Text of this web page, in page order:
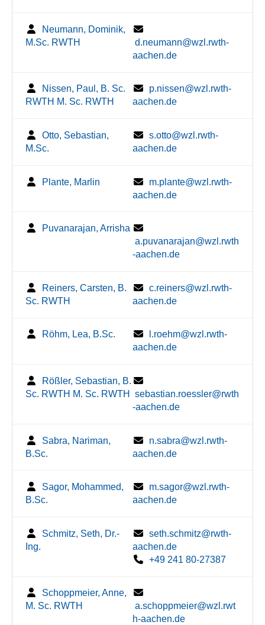
Neumann, Dominik,
M.Sc. RWTH
d.neumann@wzl.rwth-
aachen.de
Nissen, Paul, B. Sc.
RWTH M. Sc. RWTH
p.nissen@wzl.rwth-
aachen.de
Otto, Sebastian,
M.Sc.
s.otto@wzl.rwth-
aachen.de
Plante, Marlin
m.plante@wzl.rwth-
aachen.de
Puvanarajan, Arrisha
a.puvanarajan@wzl.rwth
-aachen.de
Reiners, Carsten, B.
Sc. RWTH
c.reiners@wzl.rwth-
aachen.de
Röhm, Lea, B.Sc.
l.roehm@wzl.rwth-
aachen.de
Rößler, Sebastian, B.
Sc. RWTH M. Sc. RWTH
sebastian.roessler@rwth
-aachen.de
Sabra, Nariman,
B.Sc.
n.sabra@wzl.rwth-
aachen.de
Sagor, Mohammed,
B.Sc.
m.sagor@wzl.rwth-
aachen.de
Schmitz, Seth, Dr.-
Ing.
seth.schmitz@rwth-
aachen.de
+49 241 80-27387
Schoppmeier, Anne,
M. Sc. RWTH
a.schoppmeier@wzl.rwt
h-aachen.de